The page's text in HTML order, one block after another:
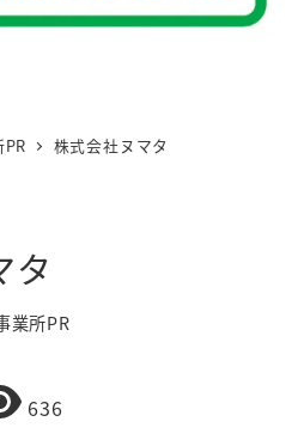
株式会社ヌマタ
タ
リー
業所PR
636